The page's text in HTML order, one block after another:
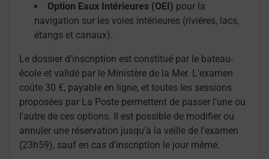
Option Eaux Intérieures (OEI) pour la
navigation sur les voies intérieures (rivières, lacs,
étangs et canaux).
Le dossier d'inscription est constitué par le bateau-
école et validé par le Ministère de la Mer. L'examen
coûte 30 €, payable en ligne, et toutes les sessions
proposées par La Poste permettent de passer l'une ou
l'autre de ces options. Il est possible de modifier ou
annuler une réservation jusqu'à la veille de l'examen
(23h59), sauf en cas d'inscription le jour même.